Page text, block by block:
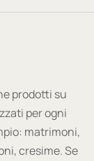
prodotti su
per ogni
matrimoni,
cresime. Se